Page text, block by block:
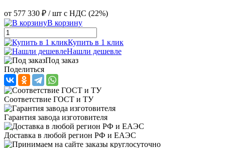
от 577 330 ₽ / шт с НДС (22%)
В корзину
Купить в 1 клик
Нашли дешевле
Под заказ
Поделиться
Соответствие ГОСТ и ТУ
Гарантия завода изготовителя
Доставка в любой регион РФ и ЕАЭС